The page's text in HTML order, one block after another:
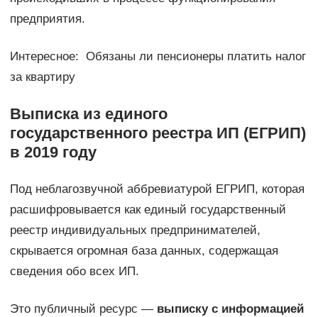
предприятия.
Интересное: Обязаны ли пенсионеры платить налог
за квартиру
Выписка из единого
государственного реестра ИП (ЕГРИП)
в 2019 году
Под неблагозвучной аббревиатурой ЕГРИП, которая
расшифровывается как единый государственный
реестр индивидуальных предпринимателей,
скрывается огромная база данных, содержащая
сведения обо всех ИП.
Это публичный ресурс — выписку с информацией